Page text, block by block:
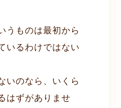
うものは最初から
いるわけではない
いのなら、いくら
はずがありませ